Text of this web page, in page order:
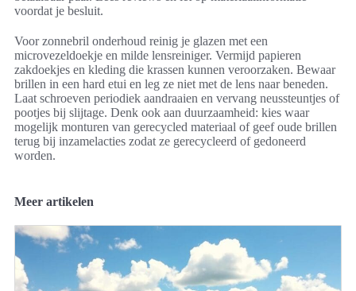
voordat je besluit.
Voor zonnebril onderhoud reinig je glazen met een
microvezeldoekje en milde lensreiniger. Vermijd papieren
zakdoekjes en kleding die krassen kunnen veroorzaken. Bewaar
brillen in een hard etui en leg ze niet met de lens naar beneden.
Laat schroeven periodiek aandraaien en vervang neussteuntjes of
pootjes bij slijtage. Denk ook aan duurzaamheid: kies waar
mogelijk monturen van gerecycled materiaal of geef oude brillen
terug bij inzamelacties zodat ze gerecycleerd of gedoneerd
worden.
Meer artikelen